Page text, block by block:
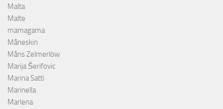
Malta
Malte
mamagama
Måneskin
Måns Zelmerlöw
Marija Šerifovic
Marina Satti
Marinella
Marlena